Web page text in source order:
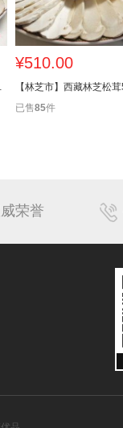
厘米）
¥510.00
已售85件
荣誉